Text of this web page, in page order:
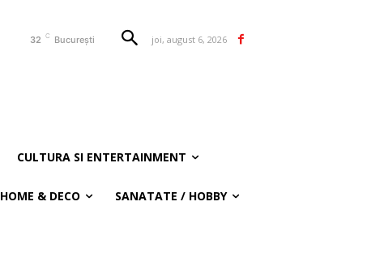
32 C București joi, august 6, 2026
CULTURA SI ENTERTAINMENT
HOME & DECO SANATATE / HOBBY